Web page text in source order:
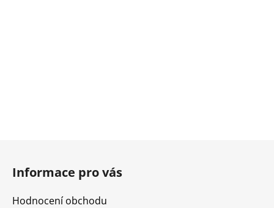
Informace pro vás
Hodnocení obchodu